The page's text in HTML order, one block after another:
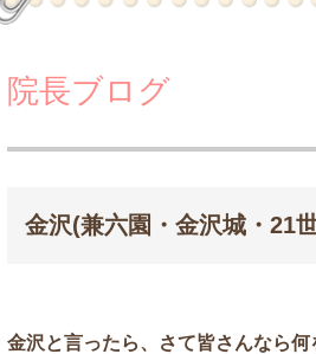
院長ブログ
金沢(兼六園・金沢城・21
金沢と言ったら、さて皆さんなら